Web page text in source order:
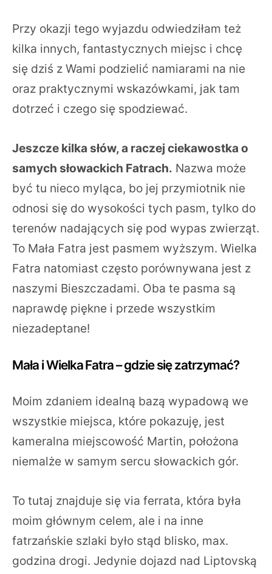
Przy okazji tego wyjazdu odwiedziłam też
kilka innych, fantastycznych miejsc i chcę
się dziś z Wami podzielić namiarami na nie
oraz praktycznymi wskazówkami, jak tam
dotrzeć i czego się spodziewać.
Jeszcze kilka słów, a raczej ciekawostka o
samych słowackich Fatrach. Nazwa może
być tu nieco myląca, bo jej przymiotnik nie
odnosi się do wysokości tych pasm, tylko do
terenów nadających się pod wypas zwierząt.
To Mała Fatra jest pasmem wyższym. Wielka
Fatra natomiast często porównywana jest z
naszymi Bieszczadami. Oba te pasma są
naprawdę piękne i przede wszystkim
niezadeptane!
Mała i Wielka Fatra – gdzie się zatrzymać?
Moim zdaniem idealną bazą wypadową we
wszystkie miejsca, które pokazuję, jest
kameralna miejscowość Martin, położona
niemalże w samym sercu słowackich gór.
To tutaj znajduje się via ferrata, która była
moim głównym celem, ale i na inne
fatrzańskie szlaki było stąd blisko, max.
godzina drogi. Jedynie dojazd nad Liptovską